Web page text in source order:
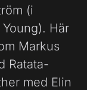
(i
Här
Markus
Ratata-
med Elin